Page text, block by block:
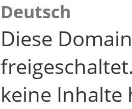
Deutsch
Diese
keine Inhalte